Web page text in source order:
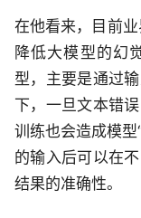
在他看来，目前
降低大模型的幻
型，主要是通过
下，一旦文本错
训练也会造成模型
的输入后可以在
结果的准确性。